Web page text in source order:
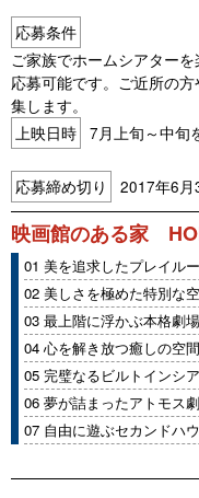
応募条件
ご家族でホームシアター
応募可能です。ご近所の
集します。
上映日時 7月上旬～中旬
応募締め切り 2017年6月
映画館のある家
01 美を追求したプレイル
02 美しさを極めた特別な
03 最上階に浮かぶ本格劇
04 心を解き放つ癒しの空
05 完璧なるビルトインシ
06 夢が詰まったアトモス
07 自由に遊ぶセカンドハ